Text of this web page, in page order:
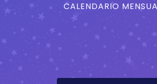
CALENDARIO